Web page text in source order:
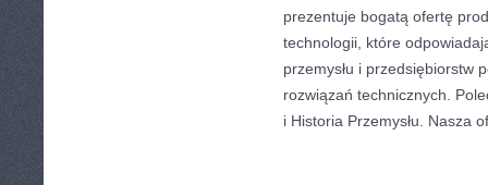
prezentuje bogatą ofertę
technologii, które
przemysłu i przedsiębiorstw
rozwiązań technicznych.
i Historia Przemysłu. Nasza